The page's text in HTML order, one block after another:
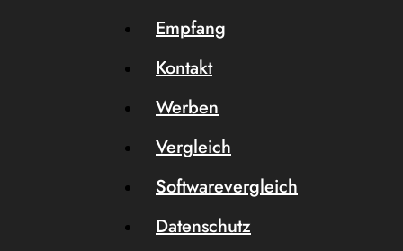
Empfang
Kontakt
Werben
Vergleich
Softwarevergleich
Datenschutz